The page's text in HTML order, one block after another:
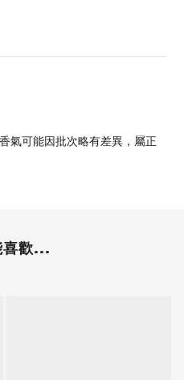
氣可能因批次略有差異，屬正
喜歡...